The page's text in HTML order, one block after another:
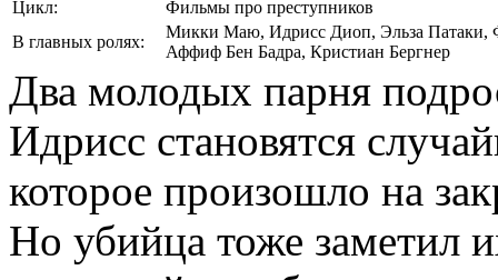
Цикл:
Фильмы про преступников
В главных ролях:
Микки Маю, Идрисс Диоп, Эльза Патаки,
Аффиф Бен Бадра, Кристиан Бергнер
Два молодых парня
Идрисс становятся
которое произошло на
Но убийца тоже заметил